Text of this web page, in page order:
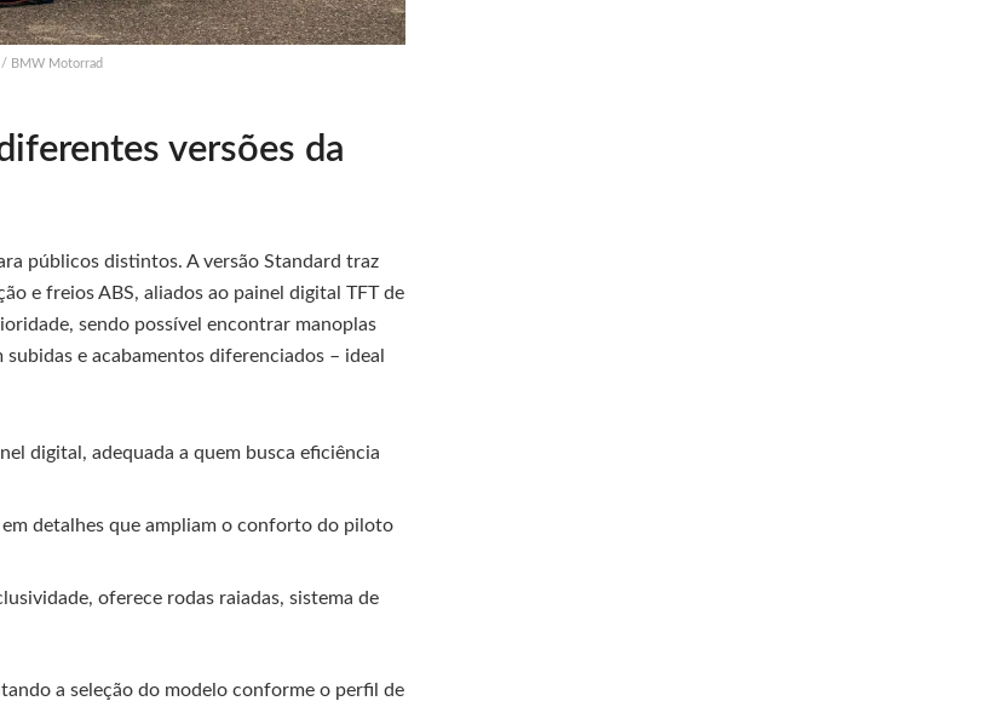
/ BMW Motorrad
versões da
públicos distintos. A versão Standard traz
e freios ABS, aliados ao painel digital TFT de
sendo possível encontrar manoplas
e acabamentos diferenciados – ideal
digital, adequada a quem busca eficiência
detalhes que ampliam o conforto do piloto
oferece rodas raiadas, sistema de
a seleção do modelo conforme o perfil de